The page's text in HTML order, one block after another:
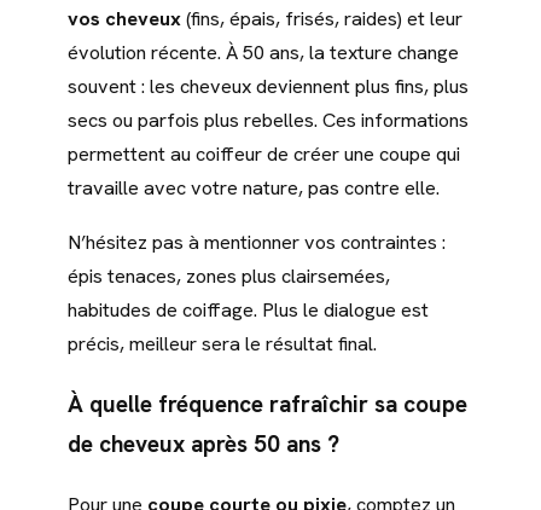
vos cheveux(fins, épais, frisés, raides) et leur
évolution récente. À 50 ans, la texture change
souvent : les cheveux deviennent plus fins, plus
secs ou parfois plus rebelles. Ces informations
permettent au coiffeur de créer une coupe qui
travaille avec votre nature, pas contre elle.
N’hésitez pas à mentionner vos contraintes :
épis tenaces, zones plus clairsemées,
habitudes de coiffage. Plus le dialogue est
précis, meilleur sera le résultat final.
À quelle fréquence rafraîchir sa coupe
de cheveux après 50 ans ?
Pour une coupe courte ou pixie, comptez un